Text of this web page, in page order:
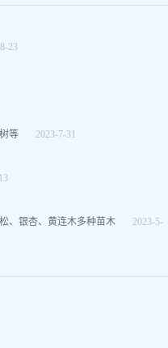
23
等
2023-7-31
、银杏、黄连木多种苗木
2023-5-